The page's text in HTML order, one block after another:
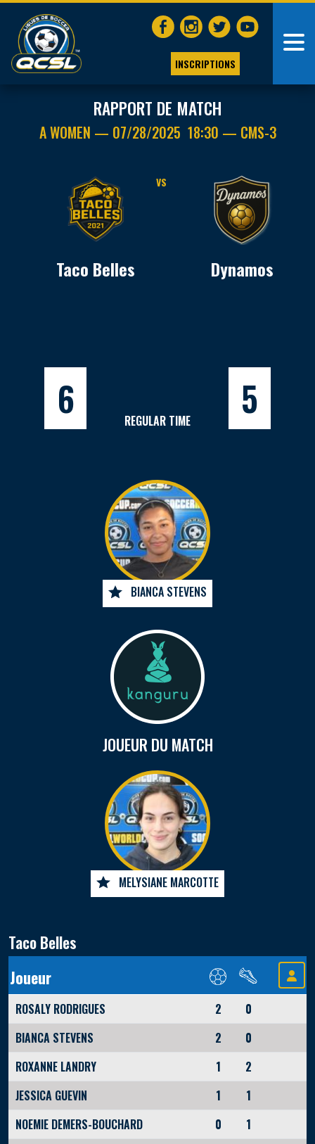
INSCRIPTIONS
RAPPORT DE MATCH
A WOMEN — 07/28/2025 18:30 — CMS-3
Taco Belles
VS
Dynamos
6 REGULAR TIME 5
BIANCA STEVENS
JOUEUR DU MATCH
MELYSIANE MARCOTTE
Taco Belles
Joueur
ROSALY RODRIGUES 2
0
BIANCA STEVENS
2
0
ROXANNE LANDRY
1
2
JESSICA GUEVIN
1
1
NOEMIE DEMERS-BOUCHARD
0
1